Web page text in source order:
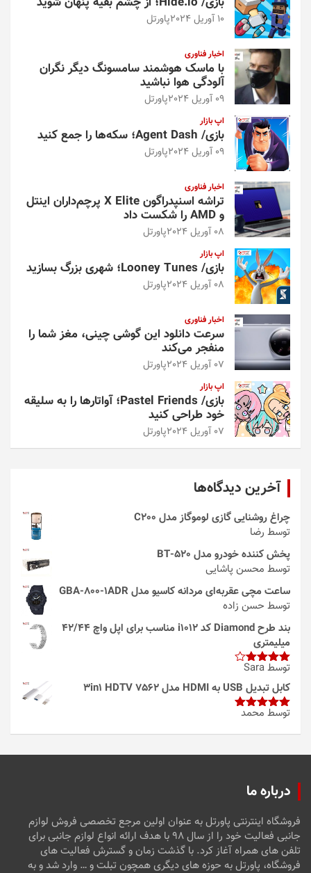
10 آوریل 2024 پاورتل
اخبار فناوری
با ماسک هوشمند سامسونگ دیگر نگران
آلودگی هوا نباشید
09 آوریل 2024 پاورتل
اپ بازار
بازی/ Agent Dash؛ سکه‌ها را جمع کنید
09 آوریل 2024 پاورتل
اخبار فناوری
تراشه اسنپدراگون X Elite پرچم‌داران اینتل
و AMD را شکست داد
08 آوریل 2024 پاورتل
اپ بازار
بازی/ Looney Tunes؛ شهری بزرگ بسازید
08 آوریل 2024 پاورتل
اخبار فناوری
سرعت دانلود این گوشی چینی، مغز شما را
منفجر می‌کند
07 آوریل 2024 پاورتل
اپ بازار
بازی/ Pastel Friends؛ آواتارها را به سلیقه
خود طراحی کنید
07 آوریل 2024 پاورتل
آخرین دیدگاه‌ها
چراغ روشنایی گازی لوموگاز مدل C200
توسط رضا
پخش کننده خودرو مدل 520-BT
توسط محسن پاشایی
ساعت مچی عقربه‌ای مردانه کاسیو مدل GBA-800-1ADR
توسط حسن زاده
بند طرح Diamond کد i1012 مناسب برای اپل واچ 42/44
میلیمتری
امتیاز4
از 5
توسط Sara
کابل تبدیل USB به HDMI مدل 3in1 HDTV 7562
امتیاز5از
توسط محمد
درباره ما
فروشگاه اینترنتی پاورتل به عنوان اولین مرجع تخصصی فروش لوازم
جانبی فعالیت خود را از سال ۹۸ با هدف ارائه انواع لوازم جانبی برای
تلفن های همراه آغاز کرد. با گذشت زمان و گسترش فعالیت های
فروشگاه، پاورتل به حوزه های دیگری همچون تبلت و … وارد شد و به